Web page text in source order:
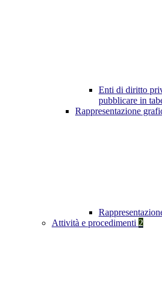
Enti di diritto
pubblicare in
Rappresentazione
Attività e procedimenti 2